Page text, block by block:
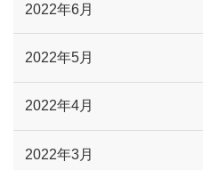
2022年6月
2022年5月
2022年4月
2022年3月